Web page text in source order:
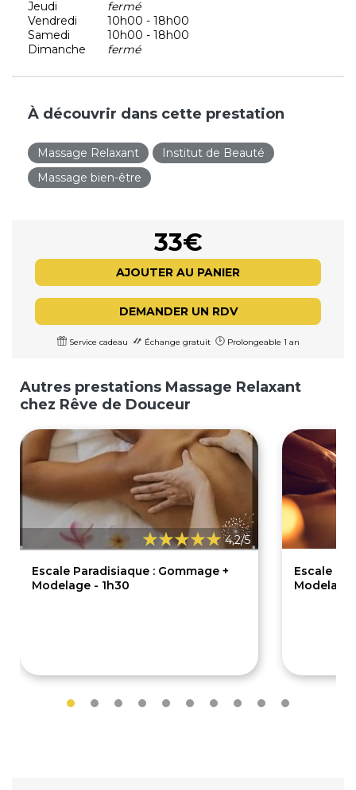
Jeudi
fermé
Vendredi
10h00 - 18h00
Samedi
10h00 - 18h00
Dimanche
fermé
À découvrir dans cette prestation
Massage Relaxant
Institut de Beauté
Massage bien-être
33€
AJOUTER AU PANIER
DEMANDER UN RDV
Service cadeau Échange gratuit Prolongeable 1 an
Autres prestations Massage Relaxant
chez Rêve de Douceur
4,2/5
Escale Paradisiaque : Gommage +
Modelage - 1h30
Escale
Modelage